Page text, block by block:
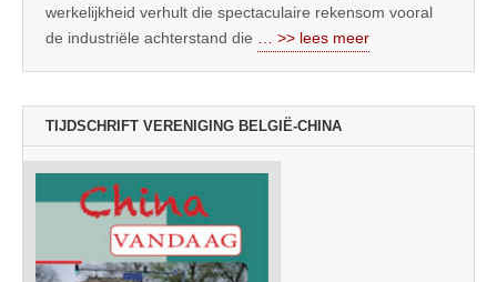
werkelijkheid verhult die spectaculaire rekensom vooral
de industriële achterstand die
… >> lees meer
TIJDSCHRIFT VERENIGING BELGIË-CHINA